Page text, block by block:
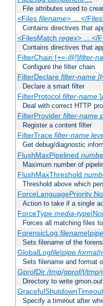
File attributes used to
<Files filename> ... </
Contains directives that
<FilesMatch regex> ... </
Contains directives that
FilterChain [+=-@!]filter-
Configure the filter chain
FilterDeclare filter-name
Declare a smart filter
FilterProtocol filter-name[
Deal with correct HTTP
FilterProvider filter-name
Register a content filter
FilterTrace filter-name
Get debug/diagnostic
FlushMaxPipelined
Maximum number of
FlushMaxThreshold
Threshold above which
ForceLanguagePriority
Action to take if a single
ForceType media-type
Forces all matching files
ForensicLog filename|pipe
Sets filename of the
GlobalLogfile|pipe format|
Sets filename and format
GprofDir/tmp/gprof/|/tmp/
Directory to write
GracefulShutdownTimeout
Specify a timeout after